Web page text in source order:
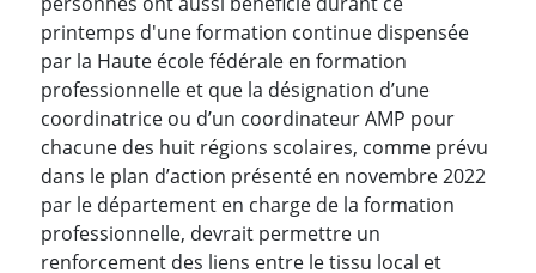
printemps d'une formation continue dispensée
par la Haute école fédérale en formation
professionnelle et que la désignation d’une
coordinatrice ou d’un coordinateur AMP pour
chacune des huit régions scolaires, comme prévu
dans le plan d’action présenté en novembre 2022
par le département en charge de la formation
professionnelle, devrait permettre un
renforcement des liens entre le tissu local et